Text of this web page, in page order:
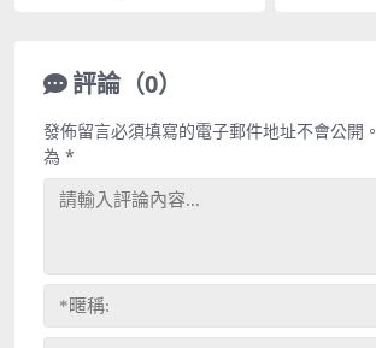
評論（0）
發佈留言必須填寫的電子郵件地址不會公開。
為 *